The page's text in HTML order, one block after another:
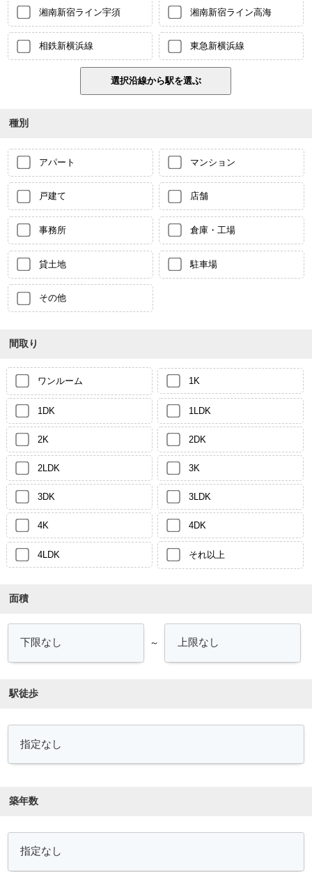
湘南新宿ライン宇須 湘南新宿ライン高海
相鉄新横浜線 東急新横浜線
種別
アパート マンション
戸建て 店舗
事務所 倉庫・工場
貸土地 駐車場
その他
間取り
ワンルーム 1K
1DK 1LDK
2K 2DK
2LDK 3K
3DK 3LDK
4K 4DK
4LDK それ以上
面積
～
駅徒歩
築年数